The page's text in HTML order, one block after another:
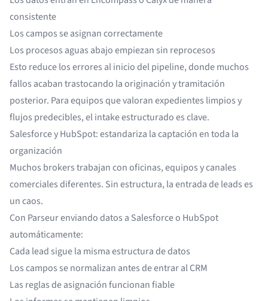
consistente
Los campos se asignan correctamente
Los procesos aguas abajo empiezan sin reprocesos
Esto reduce los errores al inicio del pipeline, donde muchos
fallos acaban trastocando la originación y tramitación
posterior. Para equipos que valoran expedientes limpios y
flujos predecibles, el intake estructurado es clave.
Salesforce y HubSpot: estandariza la captación en toda la
organización
Muchos brokers trabajan con oficinas, equipos y canales
comerciales diferentes. Sin estructura, la entrada de leads es
un caos.
Con Parseur enviando datos a Salesforce o HubSpot
automáticamente:
Cada lead sigue la misma estructura de datos
Los campos se normalizan antes de entrar al CRM
Las reglas de asignación funcionan fiable